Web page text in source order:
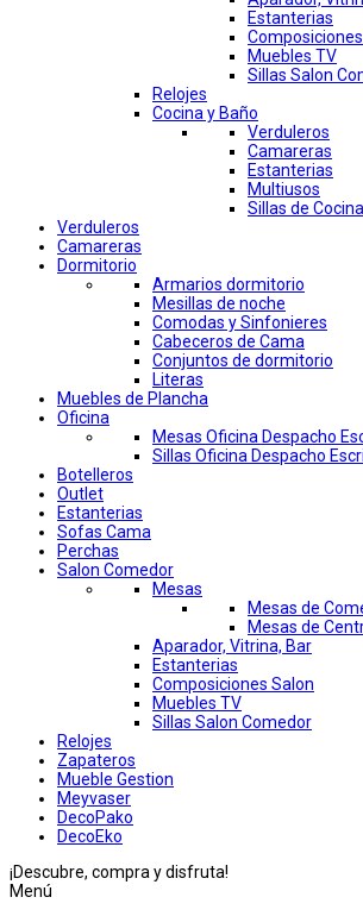
Estanterias
Muebles TV
Sillas Salon
Relojes
Cocina y Baño
Verduleros
Camareras
Estanterias
Multiusos
Sillas de Cocina
Verduleros
Camareras
Dormitorio
Armarios dormitorio
Mesillas de noche
Comodas y Sinfonieres
Cabeceros de Cama
Conjuntos de dormitorio
Literas
Muebles de Plancha
Oficina
Mesas Oficina Despacho
Sillas Oficina Despacho
Botelleros
Outlet
Estanterias
Sofas Cama
Perchas
Salon Comedor
Mesas
Mesas de
Mesas de
Aparador, Vitrina, Bar
Estanterias
Composiciones Salon
Muebles TV
Sillas Salon Comedor
Relojes
Zapateros
Mueble Gestion
Meyvaser
DecoPako
DecoEko
¡Descubre, compra y disfruta!
Menú